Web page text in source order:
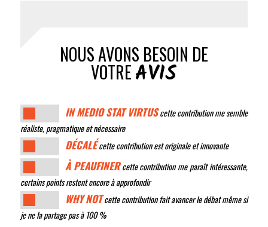
NOUS AVONS BESOIN DE
VOTREAVIS
IN MEDIO STAT VIRTUScette contribution me semble
réaliste, pragmatique et nécessaire
DÉCALÉcette contribution est originale et innovante
À PEAUFINERcette contribution me paraît intéressante,
certains points restent encore à approfondir
WHY NOTcette contribution fait avancer le débat même si
je ne la partage pas à 100 %